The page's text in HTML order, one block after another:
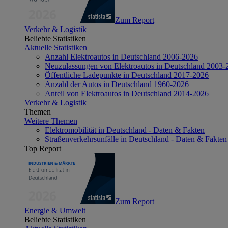
Zum Report
Verkehr & Logistik
Beliebte Statistiken
Aktuelle Statistiken
Anzahl Elektroautos in Deutschland 2006-2026
Neuzulassungen von Elektroautos in Deutschland 2003-
Öffentliche Ladepunkte in Deutschland 2017-2026
Anzahl der Autos in Deutschland 1960-2026
Anteil von Elektroautos in Deutschland 2014-2026
Verkehr & Logistik
Themen
Weitere Themen
Elektromobilität in Deutschland - Daten & Fakten
Straßenverkehrsunfälle in Deutschland - Daten & Fakten
Top Report
Zum Report
Energie & Umwelt
Beliebte Statistiken